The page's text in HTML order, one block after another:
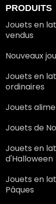
PRODUITS
Jouets en
vendus
Nouveaux
Jouets en
ordinaires
Jouets
Jouets de
Jouets en
d'Halloween
Jouets en
Pâques